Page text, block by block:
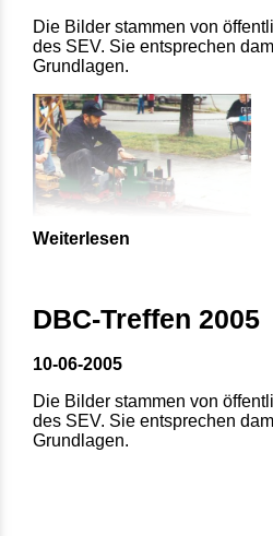
Die Bilder stammen von
des SEV. Sie entsprechen
Grundlagen.
Weiterlesen
DBC-Treffen 2005
10-06-2005
Die Bilder stammen von
des SEV. Sie entsprechen
Grundlagen.